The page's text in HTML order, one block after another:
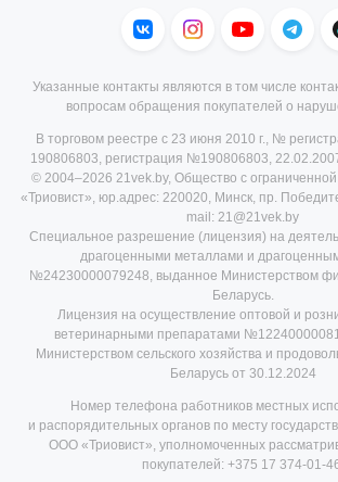
Указанные контакты являются в том числе
вопросам обращения покупателей о
В торговом реестре с 23 июня 2010 г., №
190806803, регистрация №190806803,
© 2004–2026 21vek.by, Общество с
«Триовист», юр.адрес: 220020, Минск, пр.
mail: 21@21vek.by
Специальное разрешение (лицензия) на
драгоценными металлами и
№24230000079248, выданное Министерством
Беларусь.
Лицензия на осуществление оптовой и
ветеринарными препаратами
Министерством сельского хозяйства и
Беларусь от 30.12.2024
Номер телефона работников местных
и распорядительных органов по месту
ООО «Триовист», уполномоченных
покупателей: +375 17 374-01-